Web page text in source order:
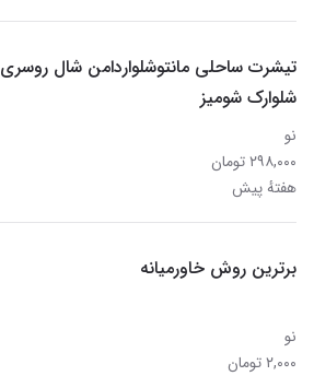
تیشرت ساحلی مانتوشلواردامن شال روسری
شلوارک شومیز
نو
۲۹۸,۰۰۰ تومان
هفتهٔ پیش
برترین روش خاورمیانه
نو
۲,۰۰۰ تومان